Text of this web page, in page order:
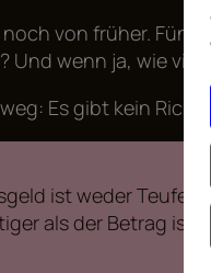
von früher. Fünf
Und wenn ja, wie viel
Es gibt kein
ist weder
als der Betrag ist,